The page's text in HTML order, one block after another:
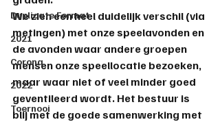
Duplicate Format
2021
Corona
2022
Toernooi
We zien een heel duidelijk verschil (via
metingen) met onze speelavonden en
de avonden waar andere groepen
mensen onze speellocatie bezoeken,
maar waar niet of veel minder goed
geventileerd wordt. Het bestuur is
blij met de goede samenwerking met